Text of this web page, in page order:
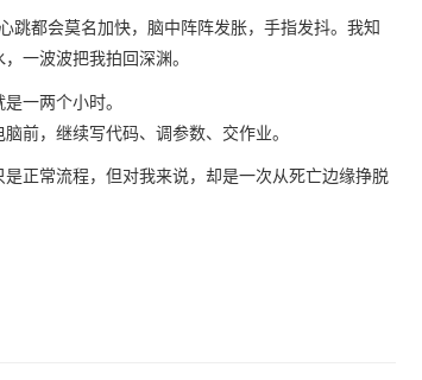
跳都会莫名加快，脑中阵阵发胀，手指发抖。我知
一波波把我拍回深渊。
一两个小时。
前，继续写代码、调参数、交作业。
正常流程，但对我来说，却是一次从死亡边缘挣脱